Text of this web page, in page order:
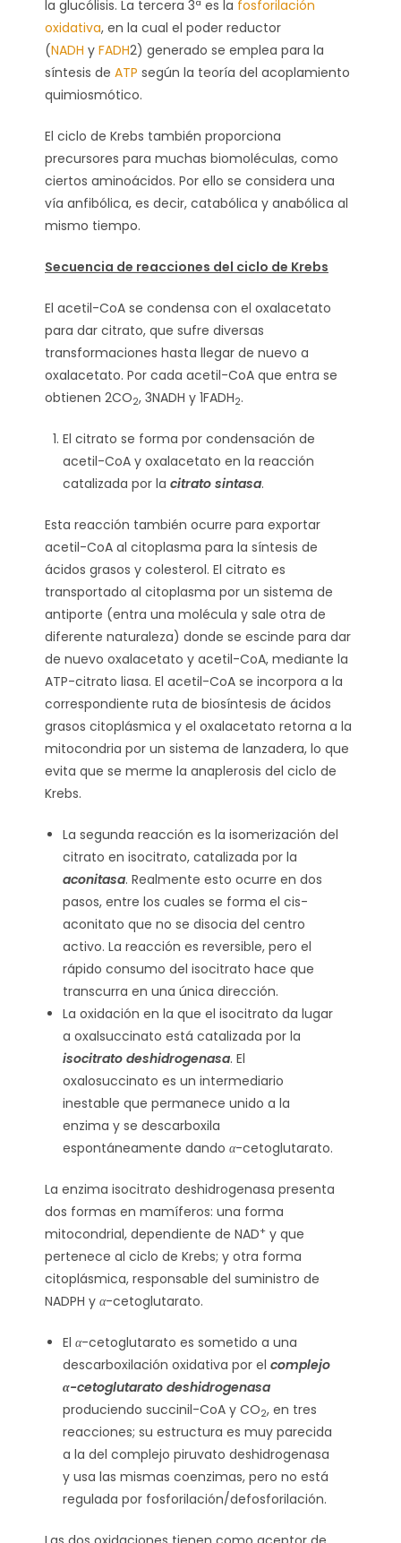
la glucólisis. La tercera 3ª es la fosforilación
oxidativa, en la cual el poder reductor
(NADH y FADH2) generado se emplea para la
síntesis de ATP según la teoría del acoplamiento
quimiosmótico.
El ciclo de Krebs también proporciona
precursores para muchas biomoléculas, como
ciertos aminoácidos. Por ello se considera una
vía anfibólica, es decir, catabólica y anabólica al
mismo tiempo.
Secuencia de reacciones del ciclo de Krebs
El acetil-CoA se condensa con el oxalacetato
para dar citrato, que sufre diversas
transformaciones hasta llegar de nuevo a
oxalacetato. Por cada acetil-CoA que entra se
obtienen 2CO2, 3NADH y 1FADH2.
El citrato se forma por condensación de
acetil-CoA y oxalacetato en la reacción
catalizada por la citrato sintasa.
Esta reacción también ocurre para exportar
acetil-CoA al citoplasma para la síntesis de
ácidos grasos y colesterol. El citrato es
transportado al citoplasma por un sistema de
antiporte (entra una molécula y sale otra de
diferente naturaleza) donde se escinde para dar
de nuevo oxalacetato y acetil-CoA, mediante la
ATP-citrato liasa. El acetil-CoA se incorpora a la
correspondiente ruta de biosíntesis de ácidos
grasos citoplásmica y el oxalacetato retorna a la
mitocondria por un sistema de lanzadera, lo que
evita que se merme la anaplerosis del ciclo de
Krebs.
La segunda reacción es la isomerización del
citrato en isocitrato, catalizada por la
aconitasa. Realmente esto ocurre en dos
pasos, entre los cuales se forma el cis-
aconitato que no se disocia del centro
activo. La reacción es reversible, pero el
rápido consumo del isocitrato hace que
transcurra en una única dirección.
La oxidación en la que el isocitrato da lugar
a oxalsuccinato está catalizada por la
isocitrato deshidrogenasa. El
oxalosuccinato es un intermediario
inestable que permanece unido a la
enzima y se descarboxila
espontáneamente dando α-cetoglutarato.
La enzima isocitrato deshidrogenasa presenta
dos formas en mamíferos: una forma
mitocondrial, dependiente de NAD+ y que
pertenece al ciclo de Krebs; y otra forma
citoplásmica, responsable del suministro de
NADPH y α-cetoglutarato.
El α-cetoglutarato es sometido a una
descarboxilación oxidativa por el complejo
α-cetoglutarato deshidrogenasa
produciendo succinil-CoA y CO2, en tres
reacciones; su estructura es muy parecida
a la del complejo piruvato deshidrogenasa
y usa las mismas coenzimas, pero no está
regulada por fosforilación/defosforilación.